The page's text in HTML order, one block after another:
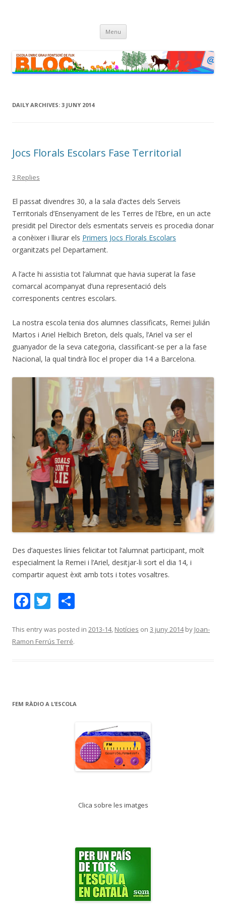
Menu Skip
content
DAILY ARCHIVES: 3 JUNY 2014
Jocs Florals Escolars Fase Territorial
3 Replies
El passat divendres 30, a la sala d’actes dels Serveis
Territorials d’Ensenyament de les Terres de l’Ebre, en un acte
presidit pel Director dels esmentats serveis es procedia donar
a conèixer i lliurar els Primers Jocs Florals Escolars
organitzats pel Departament.
A l’acte hi assistia tot l’alumnat que havia superat la fase
comarcal acompanyat d’una representació dels
corresponents centres escolars.
La nostra escola tenia dos alumnes classificats, Remei Julián
Martos i Ariel Helbich Breton, dels quals, l’Ariel va ser el
guanyador de la seva categoria, classificant-se per a la fase
Nacional, la qual tindrà lloc el proper dia 14 a Barcelona.
Des d’aquestes línies felicitar tot l’alumnat participant, molt
especialment la Remei i l’Ariel, desitjar-li sort el dia 14, i
compartir aquest èxit amb tots i totes vosaltres.
F
e
b
k
T
itt
er
m
ix
This entry was posted in 2013-14, Notícies on 3 juny 2014by Joan-
Ramon Ferrús Terré.
FEM RÀDIO A L’ESCOLA
Clica sobre les imatges